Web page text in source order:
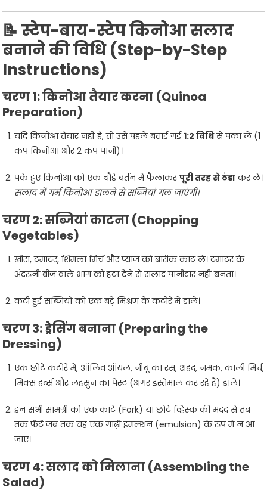
📝 स्टेप-बाय-स्टेप किनोआ सलाद
बनाने की विधि (Step-by-Step
Instructions)
चरण 1: किनोआ तैयार करना (Quinoa
Preparation)
यदि किनोआ तैयार नहीं है, तो उसे पहले बताई गई1:2 विधिसे पका लें (1
कप किनोआ और 2 कप पानी)।
पके हुए किनोआ को एक चौड़े बर्तन में फैलाकरपूरी तरह से ठंडाकर लें।
सलाद में गर्म किनोआ डालने से सब्जियां गल जाएंगी।
चरण 2: सब्जियां काटना (Chopping
Vegetables)
खीरा, टमाटर, शिमला मिर्च और प्याज को बारीक काट लें। टमाटर के
अंदरूनी बीज वाले भाग को हटा देने से सलाद पानीदार नहीं बनता।
कटी हुई सब्जियों को एक बड़े मिश्रण के कटोरे में डालें।
चरण 3: ड्रेसिंग बनाना (Preparing the
Dressing)
एक छोटे कटोरे में, ऑलिव ऑयल, नींबू का रस, शहद, नमक, काली मिर्च,
मिक्स हर्ब्स और लहसुन का पेस्ट (अगर इस्तेमाल कर रहे हैं) डालें।
इन सभी सामग्री को एक कांटे (Fork) या छोटे व्हिस्क की मदद से तब
तक फेंटें जब तक यह एक गाढ़ी इमल्शन (emulsion) के रूप में न आ
जाए।
चरण 4: सलाद को मिलाना (Assembling the
Salad)